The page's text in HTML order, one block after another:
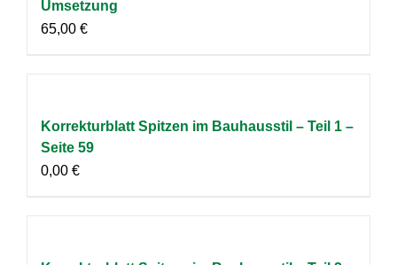
Umsetzung
65,00 €
Korrekturblatt Spitzen im Bauhausstil – Teil 1 –
Seite 59
0,00 €